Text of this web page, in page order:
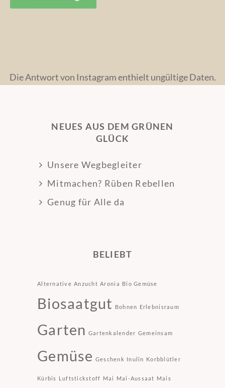
Die Antwort von Instagram enthielt ungültige Daten.
NEUES AUS DEM GRÜNEN
GLÜCK
Unsere Wegbegleiter
Mitmachen? Rüben Rebellen
Genug für Alle da
BELIEBT
Alternative Anzucht Aronia Bio Gemüse
Biosaatgut Bohnen Erlebnisraum
Garten Gartenkalender Gemeinsam
Gemüse Geschenk Inulin Korbblütler
Kürbis Luftstickstoff Mai Mai-Aussaat Mais